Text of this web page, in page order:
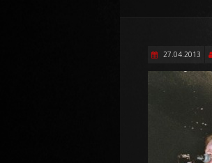
27.04.2013